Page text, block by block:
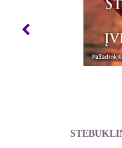
gyvenantiems
kurie dar gims.
palikimas būtų
trijų tūkstančių
neišsenkamas